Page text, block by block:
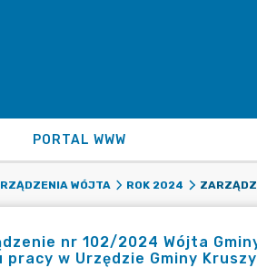
PORTAL WWW
WÓJTA ROK 2024
nr 102/2024 Wójta
pracy w Urzędzie Gminy